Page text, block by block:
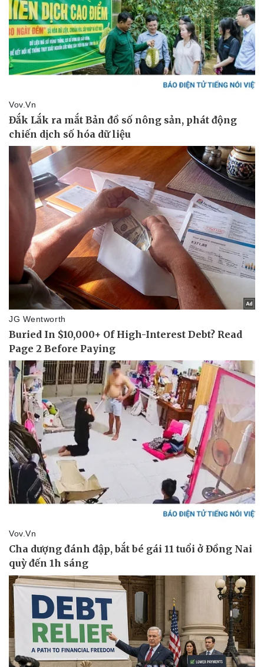
Doanh nghiệp
Thông tin doanh nghiệp
Doanh nghiệp 24h
Doanh nhân
Vì cộng đồng
Công nghệ
Sành điệu
Tin Công nghệ
Trải nghiệm
Chuyển đổi số
Sức khỏe
Dinh dưỡng - món ngon
Cây thuốc
Sản phụ khoa
Nhi khoa
Nam khoa
Đời sống
Nhà đẹp
Blog
Tình yêu - Gia đình